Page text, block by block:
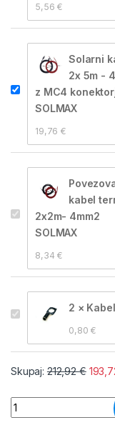
5,56 €
Solarni
2x 5m -
z MC4
SOLMAX
19,76 €
kabel
2x2m- 4mm2
SOLMAX
8,34 €
2 ×
0,80 €
Skupaj: 212,92€
Solarni komplet za